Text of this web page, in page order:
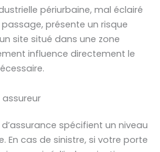
périurbaine, mal éclairé
présente un risque
site situé dans une zone
influence directement le
spécifient un niveau
En cas de sinistre, si votre porte